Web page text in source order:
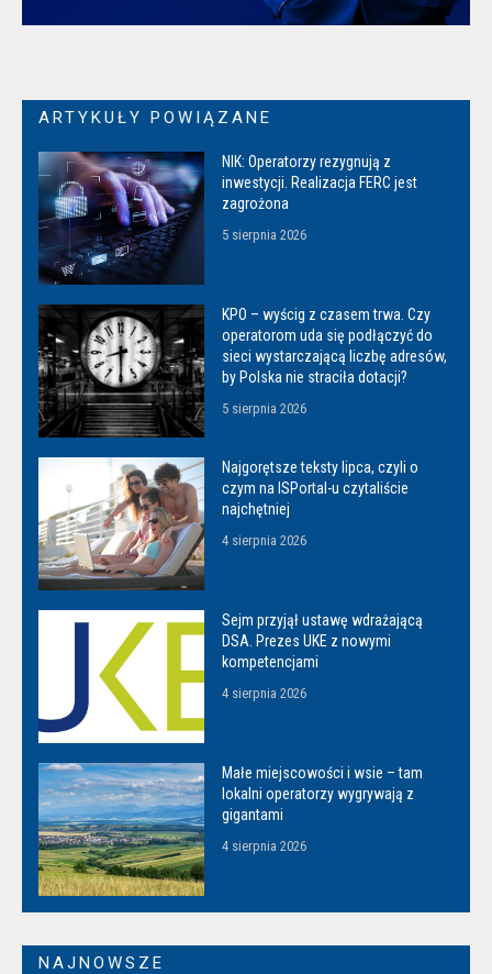
ARTYKUŁY POWIĄZANE
NIK: Operatorzy rezygnują z
inwestycji. Realizacja FERC jest
zagrożona
5 sierpnia 2026
KPO – wyścig z czasem trwa. Czy
operatorom uda się podłączyć do
sieci wystarczającą liczbę adresów,
by Polska nie straciła dotacji?
5 sierpnia 2026
Najgorętsze teksty lipca, czyli o
czym na ISPortal-u czytaliście
najchętniej
4 sierpnia 2026
Sejm przyjął ustawę wdrażającą
DSA. Prezes UKE z nowymi
kompetencjami
4 sierpnia 2026
Małe miejscowości i wsie – tam
lokalni operatorzy wygrywają z
gigantami
4 sierpnia 2026
NAJNOWSZE